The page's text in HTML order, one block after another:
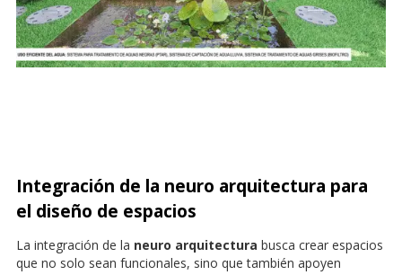
Integración de la neuro arquitectura para
el diseño de espacios
La integración de la neuro arquitectura busca crear espacios
que no solo sean funcionales, sino que también apoyen